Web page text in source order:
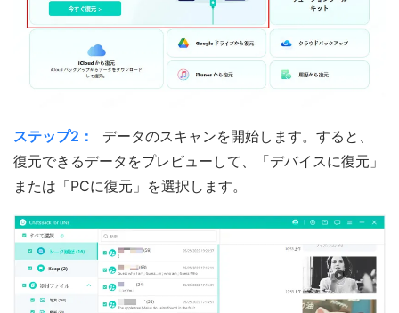
ステップ2：
データのスキャンを開始します。すると、
復元できるデータをプレビューして、「デバイスに復元」
または「PCに復元」を選択します。